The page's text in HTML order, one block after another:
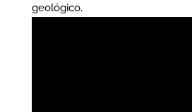
geológico.